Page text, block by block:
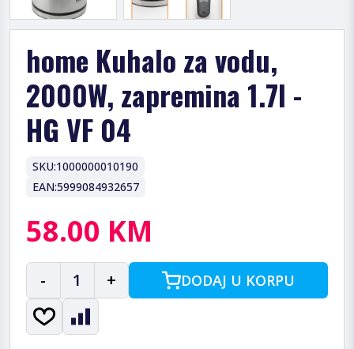
home Kuhalo za vodu,
2000W, zapremina 1.7l -
HG VF 04
SKU:1000000010190
EAN:5999084932657
58.00 KM
- 1 + DODAJ U KORPU